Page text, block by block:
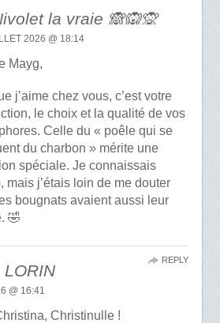
la vraie 🙈🙉🙊
2026 @ 18:14
Mayg,
j’aime chez vous, c’est votre
le choix et la qualité de vos
Celle du « poêle qui se
du charbon » mérite une
spéciale. Je connaissais
mais j’étais loin de me douter
bougnats avaient aussi leur
🤣
LORIN
@ 16:41
Christinulle !
REPLY